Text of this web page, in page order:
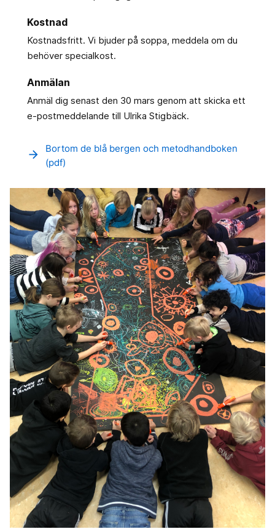
Kostnad
Kostnadsfritt. Vi bjuder på soppa, meddela om du
behöver specialkost.
Anmälan
Anmäl dig senast den 30 mars genom att skicka ett
e-postmeddelande till Ulrika Stigbäck.
arrow_forward
Bortom de blå bergen och metodhandboken
(pdf)